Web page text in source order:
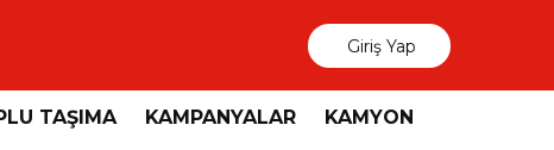
Giriş Yap
TAŞIMA KAMPANYALAR KAMYON